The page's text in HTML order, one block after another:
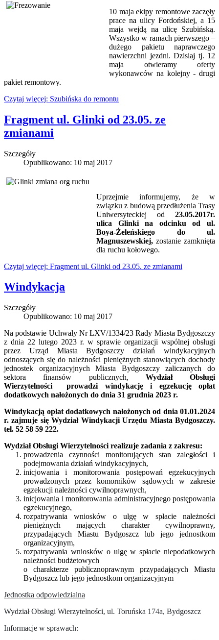
10 maja ekipy remontowe zaczęły
prace na ulicy Fordońskiej, a 15
maja wejdą na ulicę Szubińską.
Wszystko w ramach pierwszego –
dużego pakietu naprawczego
nawierzchni jezdni. Dzisiaj tj. 12
maja otwieramy oferty
wykonawców na kolejny - drugi
pakiet remontowy.
Czytaj więcej: Szubińska do remontu
Fragment ul. Glinki od 23.05. ze
zmianami
Szczegóły
Opublikowano: 10 maj 2017
Uprzejmie informujemy, że w
związku z budową przedłużenia Trasy
Uniwersyteckiej od 23.05.2017r.
ulica Glinki na odcinku od ul.
Boya-Żeleńskiego do ul.
Magnuszewskiej, zostanie zamknięta
dla ruchu kołowego.
Czytaj więcej: Fragment ul. Glinki od 23.05. ze zmianami
Windykacja
Szczegóły
Opublikowano: 10 maj 2017
Na podstawie Uchwały Nr LXV/1334/23 Rady Miasta Bydgoszczy
z dnia 22 lutego 2023 r. w sprawie organizacji wspólnej obsługi
przez Urząd Miasta Bydgoszczy działań windykacyjnych
odnoszących się do należności pieniężnych stanowiących dochody
jednostek organizacyjnych Miasta Bydgoszczy zaliczanych do
sektora finansów publicznych, Wydział Obsługi
Wierzytelności prowadzi windykację i egzekucję opłat
dodatkowych nałożonych do dnia 31 grudnia 2023 r.
Windykacją opłat dodatkowych nałożonych od dnia 01.01.2024
r. zajmuje się Wydział Windykacji Urzędu Miasta Bydgoszczy.
tel. 52 58 59 222.
Wydział Obsługi Wierzytelności realizuje zadania z zakresu:
prowadzenia czynności monitorujących stan zaległości i
podejmowania działań windykacyjnych,
inicjowania i monitorowania postępowań egzekucyjnych
prowadzonych przez komorników sądowych w zakresie
egzekucji należności cywilnoprawnych,
inicjowania i monitorowania administracyjnego postępowania
egzekucyjnego,
rozpatrywania wniosków o ulgę w spłacie należności
pieniężnych mających charakter cywilnoprawny,
przypadających Miastu Bydgoszcz lub jego jednostkom
organizacyjnym,
rozpatrywania wniosków o ulgę w spłacie niepodatkowych
należności budżetowych
o charakterze publicznoprawnym przypadających Miastu
Bydgoszcz lub jego jednostkom organizacyjnym
Jednostka odpowiedzialna
Wydział Obsługi Wierzytelności, ul. Toruńska 174a, Bydgoszcz
Informacje w sprawach: